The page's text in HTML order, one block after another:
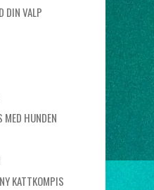
DIN VALP
HUNDEN
KATTKOMPIS